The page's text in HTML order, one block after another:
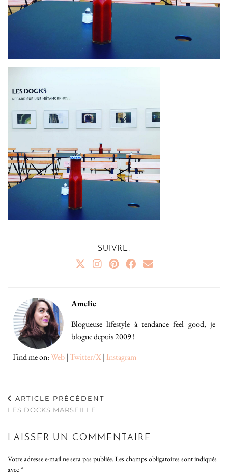
SUIVRE:
Amelie
Blogueuse lifestyle à tendance feel good, je
blogue depuis 2009 !
Find me on:Web|Twitter/X| Instagram
ARTICLE PRÉCÉDENT
LES DOCKS MARSEILLE
LAISSER UN COMMENTAIRE
Votre adresse e-mail ne sera pas publiée.Les champs obligatoires sont indiqués
avec *